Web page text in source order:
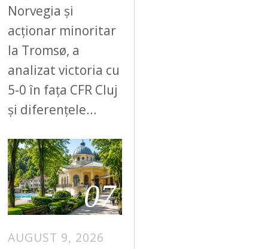
Norvegia și
acționar minoritar
la Tromsø, a
analizat victoria cu
5-0 în fața CFR Cluj
și diferențele…
07
AUGUST 9, 2026